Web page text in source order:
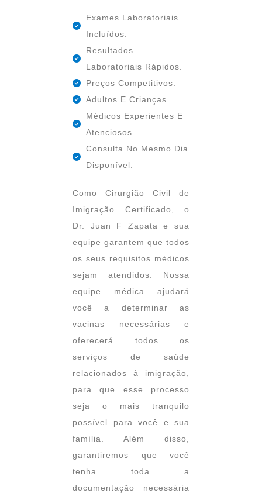
Exames Laboratoriais
Incluídos.
Resultados
Laboratoriais Rápidos.
Preços Competitivos.
Adultos E Crianças.
Médicos Experientes E
Atenciosos.
Consulta No Mesmo Dia
Disponível.
Como Cirurgião Civil de
Imigração Certificado, o
Dr. Juan F Zapata e sua
equipe garantem que todos
os seus requisitos médicos
sejam atendidos. Nossa
equipe médica ajudará
você a determinar as
vacinas necessárias e
oferecerá todos os
serviços de saúde
relacionados à imigração,
para que esse processo
seja o mais tranquilo
possível para você e sua
família. Além disso,
garantiremos que você
tenha toda a
documentação necessária